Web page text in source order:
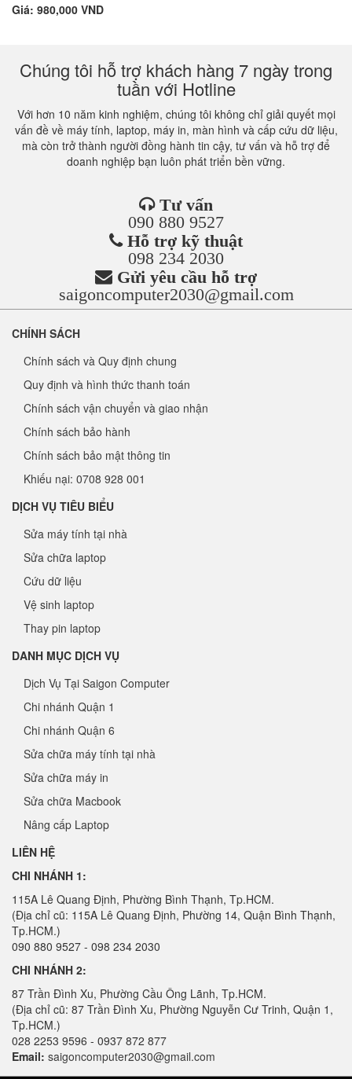
Giá: 980,000 VND
Chúng tôi hỗ trợ khách hàng 7 ngày trong
tuần với Hotline
Với hơn 10 năm kinh nghiệm, chúng tôi không chỉ giải quyết mọi
vấn đề về máy tính, laptop, máy in, màn hình và cấp cứu dữ liệu,
mà còn trở thành người đồng hành tin cậy, tư vấn và hỗ trợ để
doanh nghiệp bạn luôn phát triển bền vững.
Tư vấn
090 880 9527
Hỗ trợ kỹ thuật
098 234 2030
Gửi yêu cầu hỗ trợ
saigoncomputer2030@gmail.com
CHÍNH SÁCH
Chính sách và Quy định chung
Quy định và hình thức thanh toán
Chính sách vận chuyển và giao nhận
Chính sách bảo hành
Chính sách bảo mật thông tin
Khiếu nại: 0708 928 001
DỊCH VỤ TIÊU BIỂU
Sửa máy tính tại nhà
Sửa chữa laptop
Cứu dữ liệu
Vệ sinh laptop
Thay pin laptop
DANH MỤC DỊCH VỤ
Dịch Vụ Tại Saigon Computer
Chi nhánh Quận 1
Chi nhánh Quận 6
Sửa chữa máy tính tại nhà
Sửa chữa máy in
Sửa chữa Macbook
Nâng cấp Laptop
LIÊN HỆ
CHI NHÁNH 1:
115A Lê Quang Định, Phường Bình Thạnh, Tp.HCM.
(Địa chỉ cũ: 115A Lê Quang Định, Phường 14, Quận Bình Thạnh,
Tp.HCM.)
090 880 9527 - 098 234 2030
CHI NHÁNH 2:
87 Trần Đình Xu, Phường Cầu Ông Lãnh, Tp.HCM.
(Địa chỉ cũ: 87 Trần Đình Xu, Phường Nguyễn Cư Trinh, Quận 1,
Tp.HCM.)
028 2253 9596 - 0937 872 877
Email: saigoncomputer2030@gmail.com